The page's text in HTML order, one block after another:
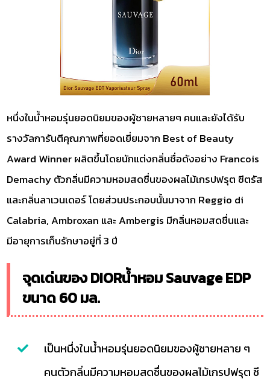
หนึ่งในน้ำหอมรุ่นยอดนิยมของผู้ชายหลายๆ คนและยังได้รับ
รางวัลการันตีคุณภาพที่ยอดเยี่ยมจาก Best of Beauty
Award Winner ผลิตขึ้นโดยนักแต่งกลิ่นชื่อดังอย่าง Francois
Demachy ตัวกลิ่นมีความหอมสดชื่นของผลไม้เกรปฟรุต ซีตรัส
และกลิ่นลาเวนเดอร์ โดยส่วนประกอบนั้นมาจาก Reggio di
Calabria, Ambroxan และ Ambergis มีกลิ่นหอมสดชื่นและ
มีอายุการเก็บรักษาอยู่ที่ 3 ปี
จุดเด่นของ DIORน้ำหอม Sauvage EDP
ขนาด 60 มล.
เป็นหนึ่งในน้ำหอมรุ่นยอดนิยมของผู้ชายหลาย ๆ
คนตัวกลิ่นมีความหอมสดชื่นของผลไม้เกรปฟรุต ซี